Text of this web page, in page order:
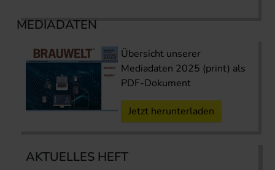
MEDIADATEN
Übersicht unserer
Mediadaten 2025 (print) als
PDF-Dokument
Jetzt herunterladen
AKTUELLES HEFT